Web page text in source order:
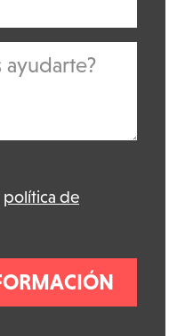
política de